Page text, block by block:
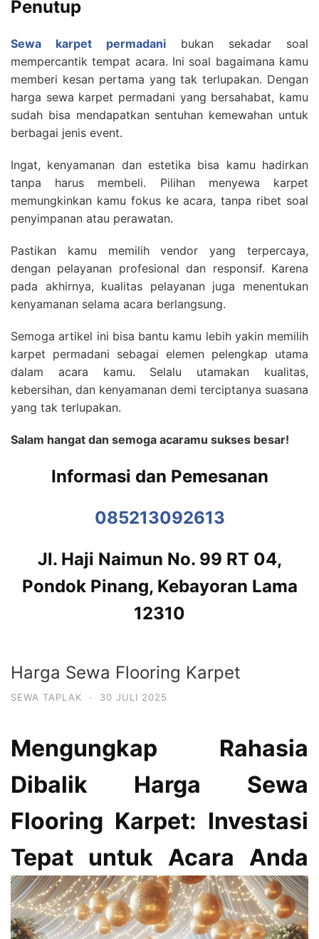
Penutup
Sewa karpet permadani bukan sekadar soal
mempercantik tempat acara. Ini soal bagaimana kamu
memberi kesan pertama yang tak terlupakan. Dengan
harga sewa karpet permadani yang bersahabat, kamu
sudah bisa mendapatkan sentuhan kemewahan untuk
berbagai jenis event.
Ingat, kenyamanan dan estetika bisa kamu hadirkan
tanpa harus membeli. Pilihan menyewa karpet
memungkinkan kamu fokus ke acara, tanpa ribet soal
penyimpanan atau perawatan.
Pastikan kamu memilih vendor yang terpercaya,
dengan pelayanan profesional dan responsif. Karena
pada akhirnya, kualitas pelayanan juga menentukan
kenyamanan selama acara berlangsung.
Semoga artikel ini bisa bantu kamu lebih yakin memilih
karpet permadani sebagai elemen pelengkap utama
dalam acara kamu. Selalu utamakan kualitas,
kebersihan, dan kenyamanan demi terciptanya suasana
yang tak terlupakan.
Salam hangat dan semoga acaramu sukses besar!
Informasi dan Pemesanan
085213092613
Jl. Haji Naimun No. 99 RT 04,
Pondok Pinang, Kebayoran Lama
12310
Harga Sewa Flooring Karpet
SEWA TAPLAK · 30 JULI 2025
Mengungkap Rahasia
Dibalik Harga Sewa
Flooring Karpet: Investasi
Tepat untuk Acara Anda